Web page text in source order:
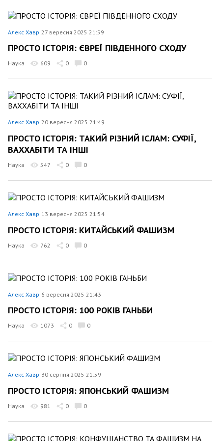
Алекс Хавр 27 вересня 2025 21:59
ПРОСТО ІСТОРІЯ: ЄВРЕЇ ПІВДЕННОГО СХОДУ
Наука 609 0 0
Алекс Хавр 20 вересня 2025 21:49
ПРОСТО ІСТОРІЯ: ТАКИЙ РІЗНИЙ ІСЛАМ: СУФІЇ,
ВАХХАБІТИ ТА ІНШІ
Наука 547 0 0
Алекс Хавр 13 вересня 2025 21:54
ПРОСТО ІСТОРІЯ: КИТАЙСЬКИЙ ФАШИЗМ
Наука 762 0 0
Алекс Хавр 6 вересня 2025 21:43
ПРОСТО ІСТОРІЯ: 100 РОКІВ ГАНЬБИ
Наука 1073 0 0
Алекс Хавр 30 серпня 2025 21:59
ПРОСТО ІСТОРІЯ: ЯПОНСЬКИЙ ФАШИЗМ
Наука 981 0 0